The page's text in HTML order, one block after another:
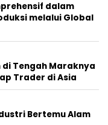
dalam
melalui Global
Tengah Maraknya
Trader di Asia
Bertemu Alam